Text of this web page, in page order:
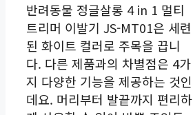
반려동물 정글살롱 4 in 1 멀티
트리머 이발기 JS-MT01은 세련
된 화이트 컬러로 주목을 끕니
다. 다른 제품과의 차별점은 4가
지 다양한 기능을 제공하는 것인
데요. 머리부터 발끝까지 편리하